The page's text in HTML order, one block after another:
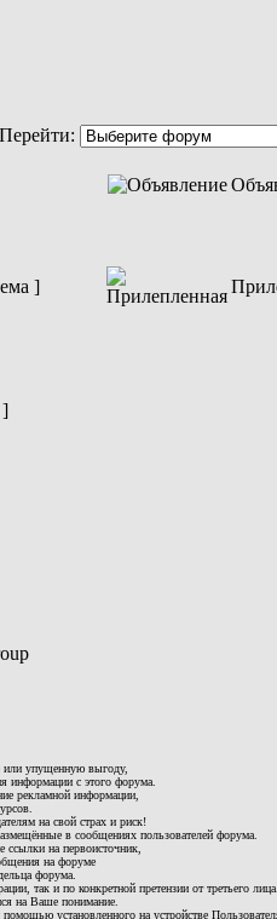
Перейти:
]
]
или упущенную выгоду,
информации с этого форума.
рекламной информации,
на свой страх и риск!
в сообщениях пользователей форума.
на первоисточник,
на форуме
форума.
так и по конкретной претензии от третьего лица.
на Ваше понимание.
установленного на устройстве